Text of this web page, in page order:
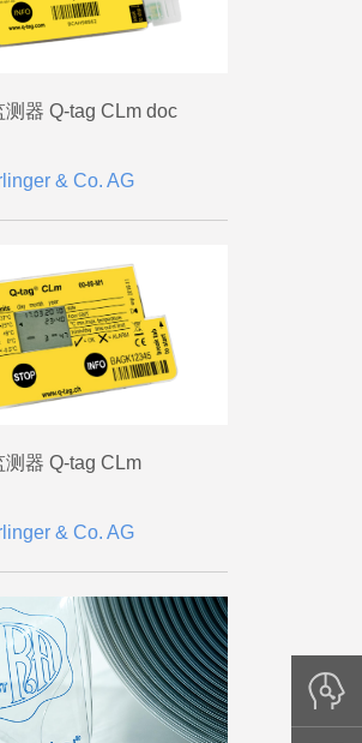
测器 Q-tag CLm doc
& Co. AG
测器 Q-tag CLm
& Co. AG